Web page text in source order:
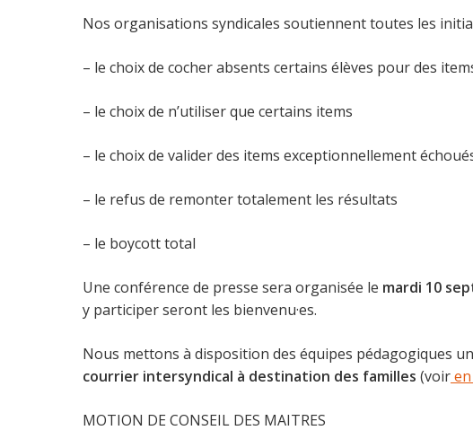
Nos organisations syndicales soutiennent toutes les
– le choix de cocher absents certains élèves pour des
– le choix de n’utiliser que certains items
– le choix de valider des items exceptionnellement
– le refus de remonter totalement les résultats
– le boycott total
Une conférence de presse sera organisée le mardi 10
y participer seront les bienvenu·es.
Nous mettons à disposition des équipes pédagogiques
courrier intersyndical à destination des familles (voir
MOTION DE CONSEIL DES MAITRES